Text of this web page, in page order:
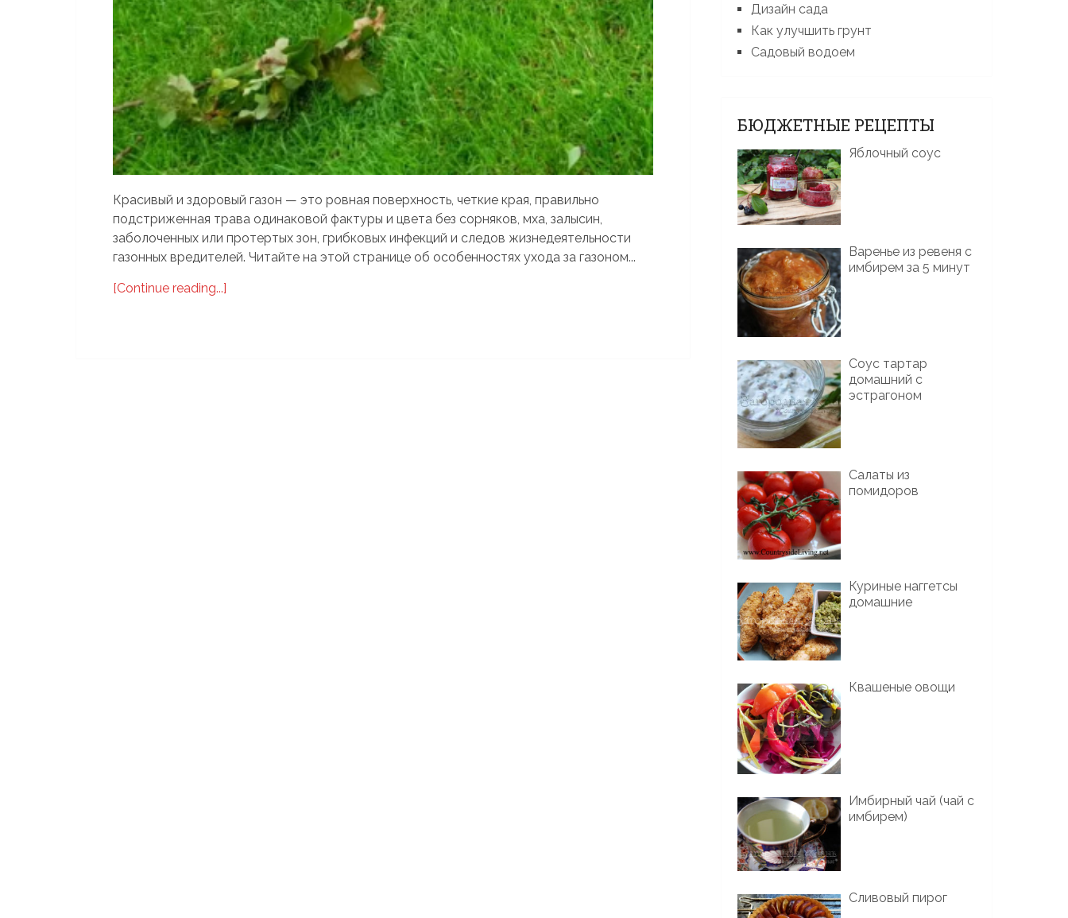
Красивый и здоровый газон — это ровная поверхность, четкие края, правильно
подстриженная трава одинаковой фактуры и цвета без сорняков, мха, залысин,
заболоченных или протертых зон, грибковых инфекций и следов жизнедеятельности
газонных вредителей. Читайте на этой странице об особенностях ухода за газоном...
[Continue reading...]
Дизайн сада
Как улучшить грунт
Садовый водоем
БЮДЖЕТНЫЕ РЕЦЕПТЫ
Яблочный соус
Варенье из ревеня с
имбирем за 5 минут
Соус тартар
домашний с
эстрагоном
Салаты из
помидоров
Куриные наггетсы
домашние
Квашеные овощи
Имбирный чай (чай с
имбирем)
Сливовый пирог